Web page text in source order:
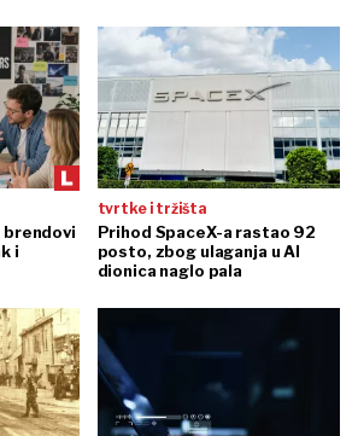
brendovi
i
tvrtke i tržišta
Prihod SpaceX-a rastao 92
posto, zbog ulaganja u AI
dionica naglo pala